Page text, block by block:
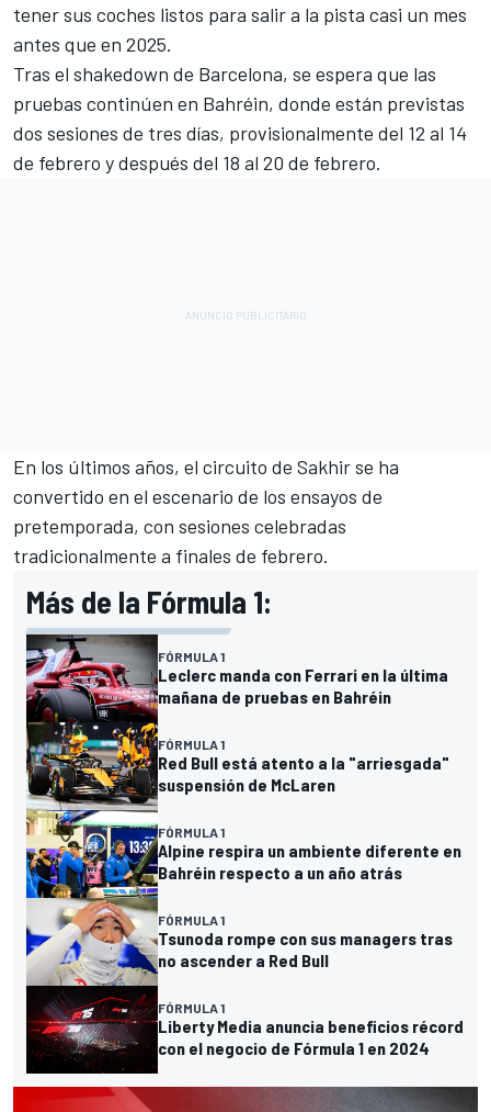
tener sus coches listos para salir a la pista casi un mes
antes que en 2025.
Tras el shakedown de Barcelona, se espera que las
pruebas continúen en Bahréin, donde están previstas
dos sesiones de tres días, provisionalmente del 12 al 14
de febrero y después del 18 al 20 de febrero.
En los últimos años, el circuito de Sakhir se ha
convertido en el escenario de los ensayos de
pretemporada, con sesiones celebradas
tradicionalmente a finales de febrero.
Más de la Fórmula 1:
FÓRMULA 1
Leclerc manda con Ferrari en la última
mañana de pruebas en Bahréin
FÓRMULA 1
Red Bull está atento a la "arriesgada"
suspensión de McLaren
FÓRMULA 1
Alpine respira un ambiente diferente en
Bahréin respecto a un año atrás
FÓRMULA 1
Tsunoda rompe con sus managers tras
no ascender a Red Bull
FÓRMULA 1
Liberty Media anuncia beneficios récord
con el negocio de Fórmula 1 en 2024